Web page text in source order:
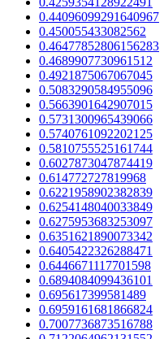
0.44096099291640967
0.450055433082562
0.46477852806156283
0.4689907730961512
0.4921875067067045
0.5083290584955096
0.5663901642907015
0.5731300965439066
0.5740761092202125
0.5810755525161744
0.6027873047874419
0.614772727819968
0.6221958902382839
0.6254148040033849
0.6275953683253097
0.6351621890073342
0.6405422326288471
0.6446671117701598
0.6894084099436101
0.695617399581489
0.6959161681866824
0.7007736873516788